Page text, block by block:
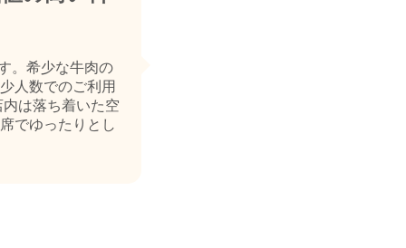
。希少な牛肉の
人数でのご利用
は落ち着いた空
でゆったりとし